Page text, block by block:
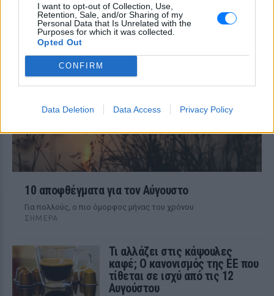
I want to opt-out of Collection, Use,
Retention, Sale, and/or Sharing of my
Personal Data that Is Unrelated with the
Purposes for which it was collected.
Opted Out
CONFIRM
Data Deletion Data Access Privacy Policy
ΣΉΜΕΡΑ
Mπορεί το ChatGPT να αντικαταστήσει
10 αποφθέγματα για τον Αύγουστο
Για πολλούς, ο πιο όμορφος μήνας του χρόνου
ΣΉΜΕΡΑ
Τι αλλάζει στις κάψουλες
καφέ; Ο κανονισμός της ΕΕ που
τίθεται σε ισχύ από τις 12
Αυγούστου